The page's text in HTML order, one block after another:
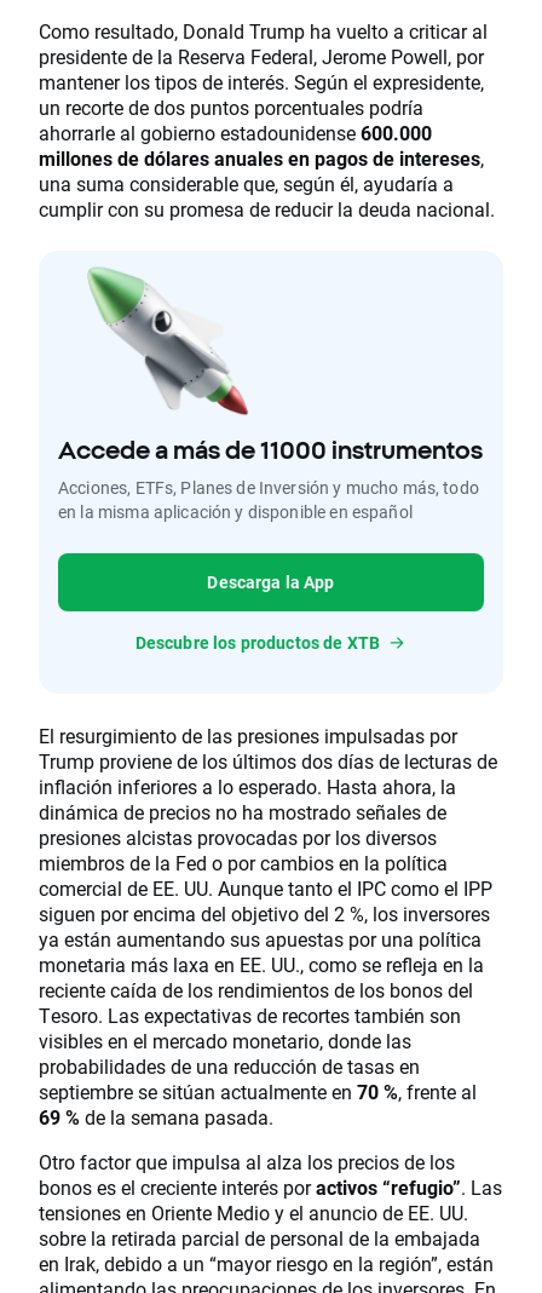
Como resultado, Donald Trump ha vuelto a criticar al
presidente de la Reserva Federal, Jerome Powell, por
mantener los tipos de interés. Según el expresidente,
un recorte de dos puntos porcentuales podría
ahorrarle al gobierno estadounidense600.000
millones de dólares anuales en pagos de intereses,
una suma considerable que, según él, ayudaría a
cumplir con su promesa de reducir la deuda nacional.
Accede a más de 11000 instrumentos
Acciones, ETFs, Planes de Inversión y mucho más, todo
en la misma aplicación y disponible en español
Descarga la App
Descubre los productos de XTB
El resurgimiento de las presiones impulsadas por
Trump proviene de los últimos dos días de lecturas de
inflación inferiores a lo esperado. Hasta ahora, la
dinámica de precios no ha mostrado señales de
presiones alcistas provocadas por los diversos
miembros de la Fed o por cambios en la política
comercial de EE. UU. Aunque tanto el IPC como el IPP
siguen por encima del objetivo del 2 %, los inversores
ya están aumentando sus apuestas por una política
monetaria más laxa en EE. UU., como se refleja en la
reciente caída de los rendimientos de los bonos del
Tesoro. Las expectativas de recortes también son
visibles en el mercado monetario, donde las
probabilidades de una reducción de tasas en
septiembre se sitúan actualmente en 70 %, frente al
69 %de la semana pasada.
Otro factor que impulsa al alza los precios de los
bonos es el creciente interés poractivos “refugio”. Las
tensiones en Oriente Medio y el anuncio de EE. UU.
sobre la retirada parcial de personal de la embajada
en Irak, debido a un “mayor riesgo en la región”, están